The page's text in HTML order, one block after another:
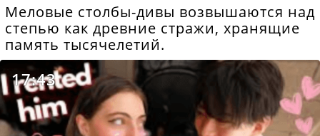
Меловые столбы-дивы возвышаются над
степью как древние стражи, хранящие
память тысячелетий.
17:43